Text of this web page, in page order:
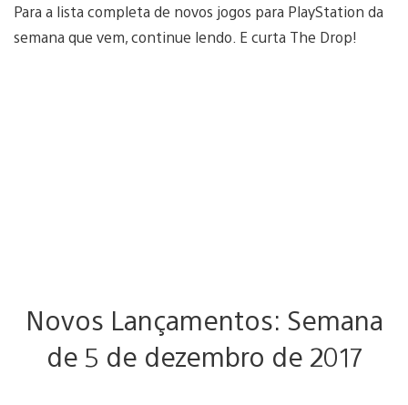
Para a lista completa de novos jogos para PlayStation da
semana que vem, continue lendo. E curta The Drop!
Novos Lançamentos: Semana
de 5 de dezembro de 2017